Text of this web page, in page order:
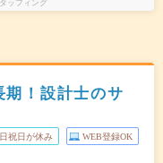
期！設計士のサ
祝日が休み WEB登録OK